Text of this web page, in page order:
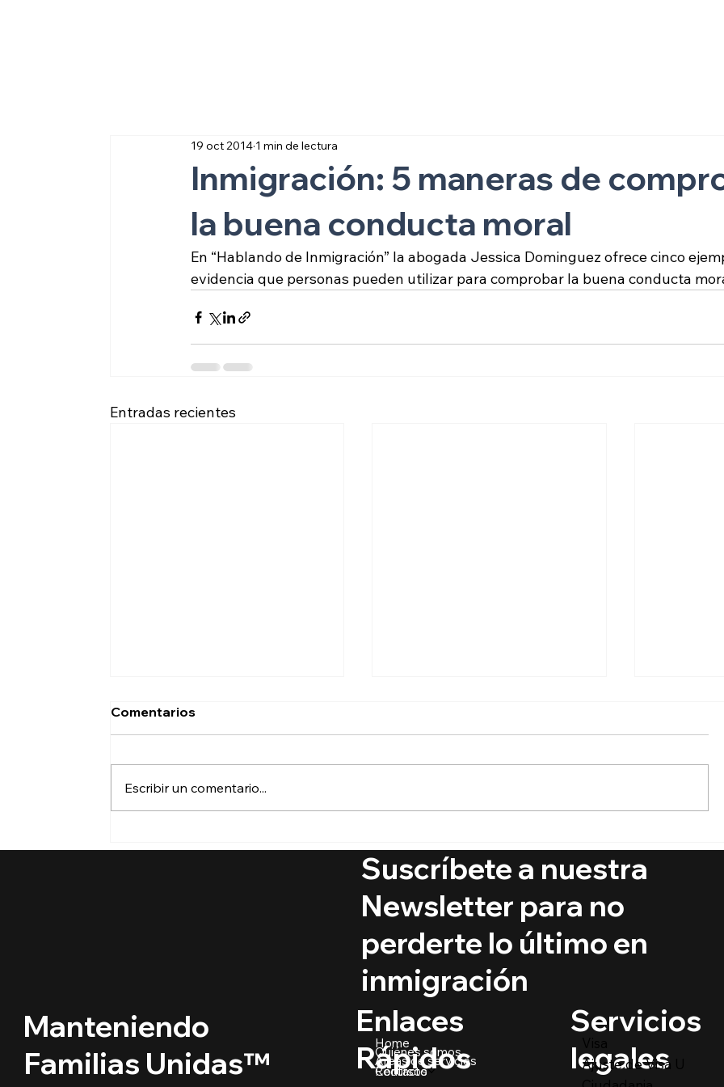
Inmigración: 5 maneras de
la buena conducta moral
19 oct 2014 1 min de lectura
En “Hablando de Inmigración” la abogada Jessica Dominguez ofrece cinco
evidencia que personas pueden utilizar para comprobar la buena conducta
Entradas recientes
derechos de los niños
de Visas Septiembre 2025
Comentarios
Escribir un comentario...
Manteniendo
Familias Unidas™
Suscríbete a nuestra
Newsletter para no
perderte lo último en
inmigración
Enlaces
Rápidos
Home
Quiénes somos
Áreas de servicios
Recursos
Contacto
Servicios
legales
Ajuste de Visa U